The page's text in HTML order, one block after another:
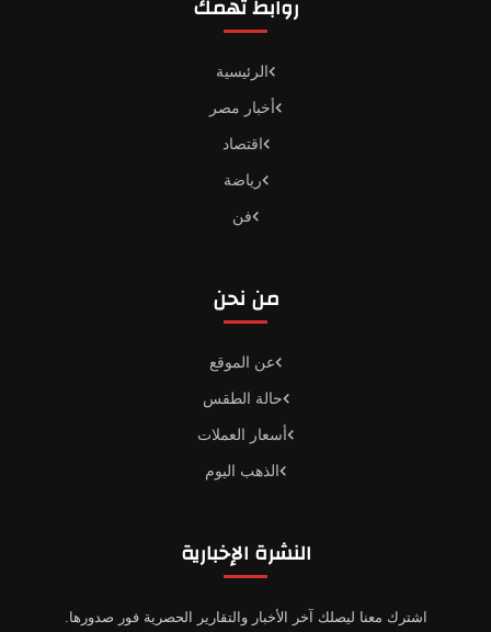
روابط تهمك
الرئيسية
أخبار مصر
اقتصاد
رياضة
فن
من نحن
عن الموقع
حالة الطقس
أسعار العملات
الذهب اليوم
النشرة الإخبارية
اشترك معنا ليصلك آخر الأخبار والتقارير الحصرية فور صدورها.